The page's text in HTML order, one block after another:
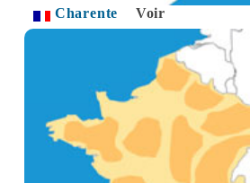
Charente Voir